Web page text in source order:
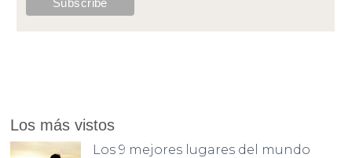
Los más vistos
Los 9 mejores lugares del mundo